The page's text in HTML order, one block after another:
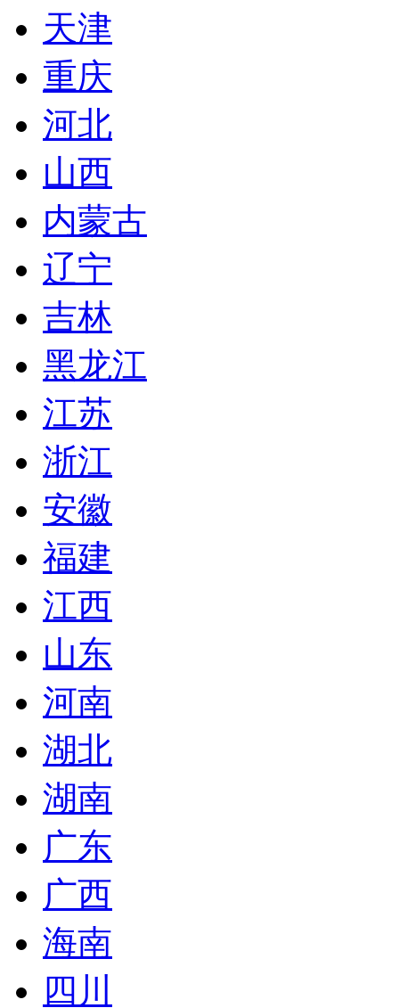
天津
重庆
河北
山西
内蒙古
辽宁
吉林
黑龙江
江苏
浙江
安徽
福建
江西
山东
河南
湖北
湖南
广东
广西
海南
四川